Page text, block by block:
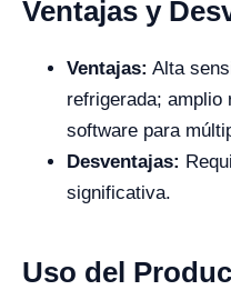
Ventajas y
Ventajas: Alta
refrigerada; amplio
software para
Desventajas:
significativa.
Uso del